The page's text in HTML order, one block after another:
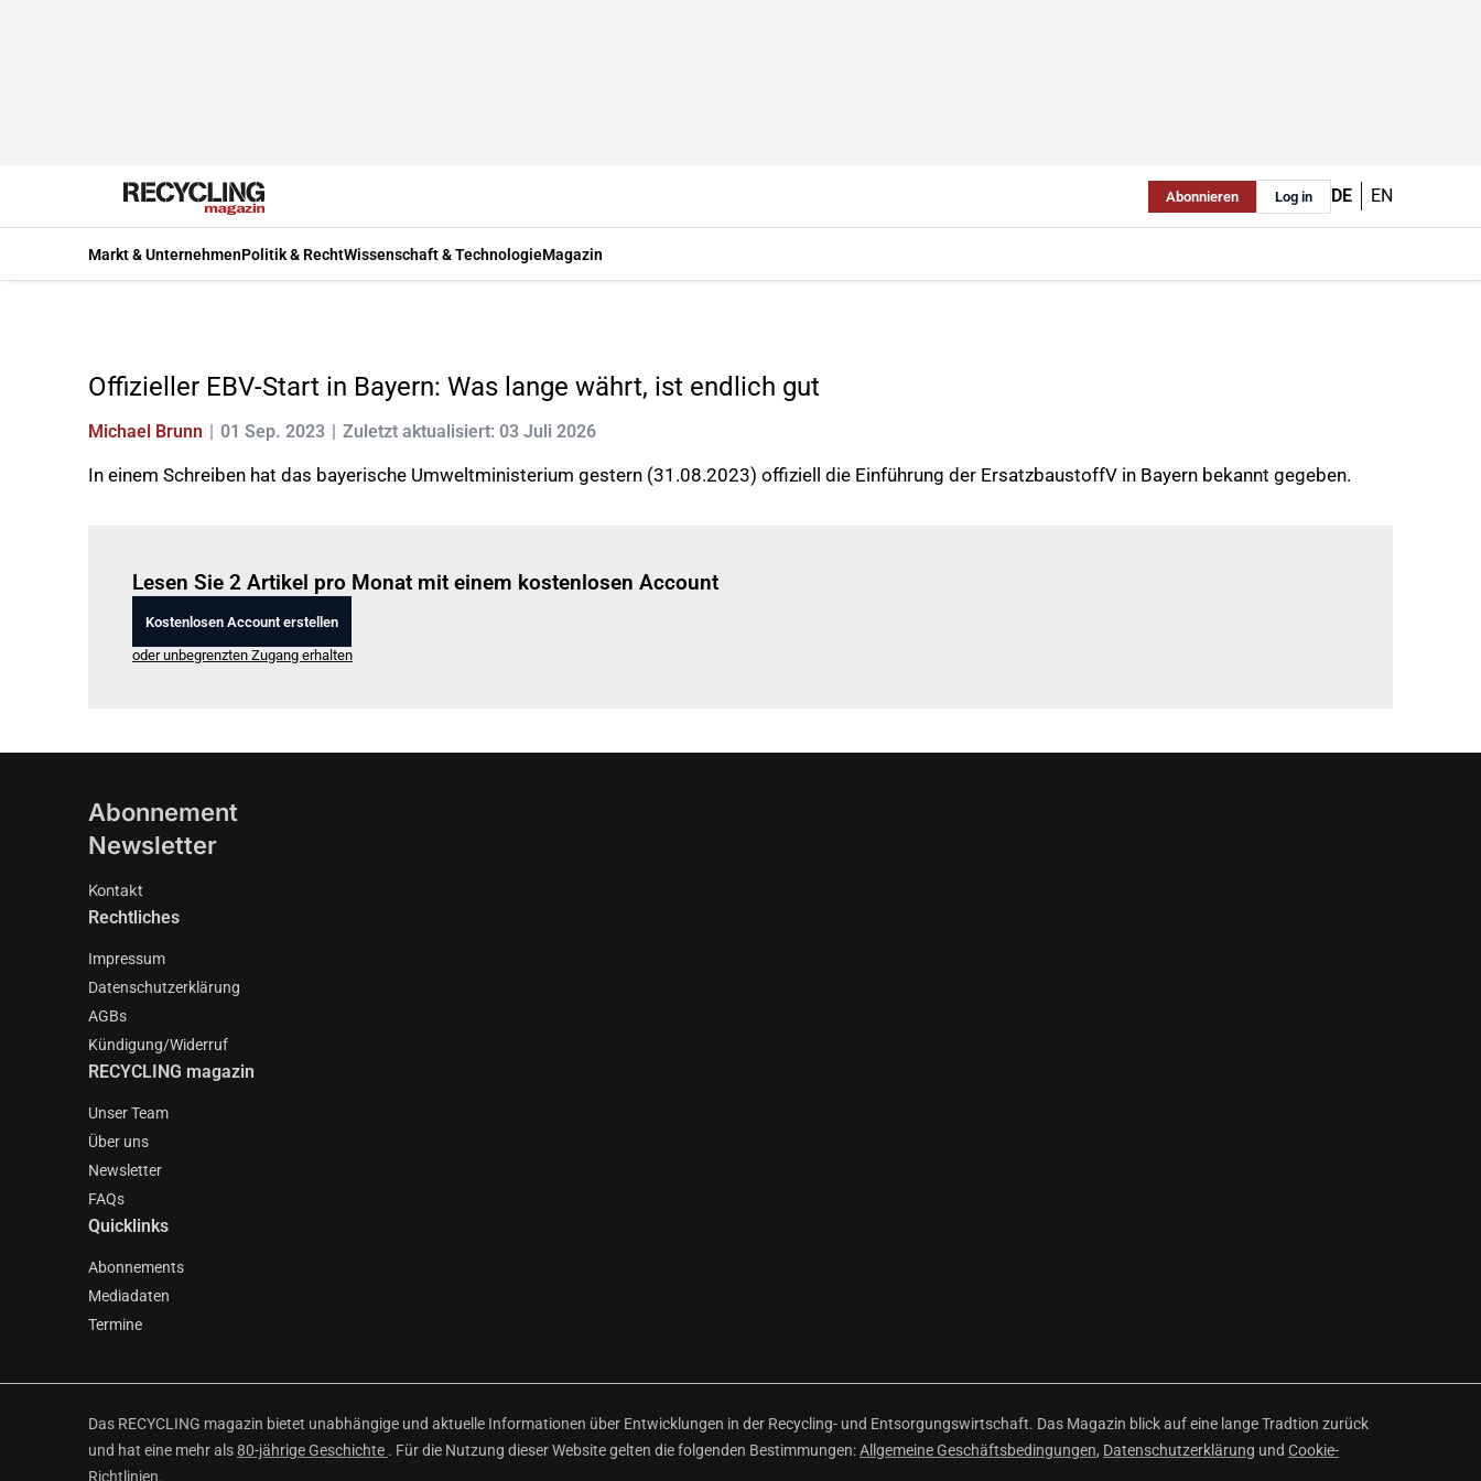
Abonnieren Log in DE EN
Markt & UnternehmenPolitik & RechtWissenschaft & TechnologieMagazin
Offizieller EBV-Start in Bayern: Was lange währt, ist endlich gut
Michael Brunn 01 Sep. 2023 Zuletzt aktualisiert: 03 Juli 2026
In einem Schreiben hat das bayerische Umweltministerium gestern (31.08.2023) offiziell die Einführung der ErsatzbaustoffV in Bayern bekannt gegeben.
Lesen Sie 2 Artikel pro Monat mit einem kostenlosen Account
Kostenlosen Account erstellen
oder unbegrenzten Zugang erhalten
Abonnement
Newsletter
Kontakt
Rechtliches
Impressum
Datenschutzerklärung
AGBs
Kündigung/Widerruf
RECYCLING magazin
Unser Team
Über uns
Newsletter
FAQs
Quicklinks
Abonnements
Mediadaten
Termine
Das RECYCLING magazin bietet unabhängige und aktuelle Informationen über Entwicklungen in der Recycling- und Entsorgungswirtschaft. Das Magazin blick auf eine lange Tradtion zurück
und hat eine mehr als80-jährige Geschichte . Für die Nutzung dieser Website gelten die folgenden Bestimmungen:Allgemeine Geschäftsbedingungen, Datenschutzerklärung und Cookie-
Richtlinien.